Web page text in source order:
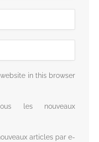
in this browser
les nouveaux
articles par e-